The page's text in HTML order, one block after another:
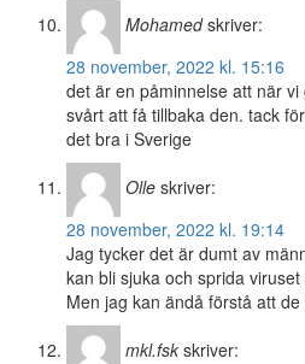
Mohamed skriver:
28 november, 2022 kl. 15:16
det är en påminnelse att när
svårt att få tillbaka den. tack
det bra i Sverige
Olle skriver:
28 november, 2022 kl. 19:14
Jag tycker det är dumt av
kan bli sjuka och sprida
Men jag kan ändå förstå att de
mkl.fsk skriver: